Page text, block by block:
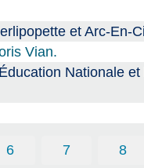
et Arc-En-
Vian.
Nationale
6 7 8